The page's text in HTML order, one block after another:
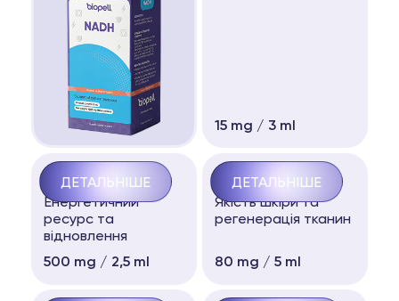
15 mg / 3 ml
NAD+
Енергетичний
ресурс та
відновлення
500 mg / 2,5 ml
ДЕТАЛЬНІШЕ KLOW
Якість шкіри та
регенерація тканин
80 mg / 5 ml
ДЕТАЛЬНІШЕ